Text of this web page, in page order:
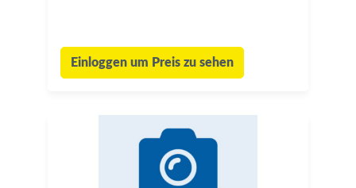
Einloggen um Preis zu sehen